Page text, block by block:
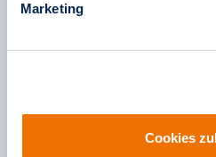
Marketing
Cookies
Die rnv zum Anfassen für alle
Staffel des rnv-Podcasts